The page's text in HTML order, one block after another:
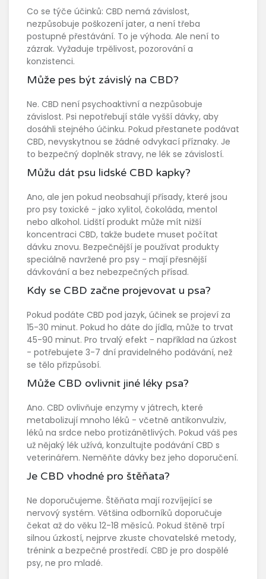
Co se týče účinků: CBD nemá závislost,
nezpůsobuje poškození jater, a není třeba
postupné přestávání. To je výhoda. Ale není to
zázrak. Vyžaduje trpělivost, pozorování a
konzistenci.
Může pes být závislý na CBD?
Ne. CBD není psychoaktivní a nezpůsobuje
závislost. Psi nepotřebují stále vyšší dávky, aby
dosáhli stejného účinku. Pokud přestanete podávat
CBD, nevyskytnou se žádné odvykací příznaky. Je
to bezpečný doplněk stravy, ne lék se závislostí.
Můžu dát psu lidské CBD kapky?
Ano, ale jen pokud neobsahují přísady, které jsou
pro psy toxické - jako xylitol, čokoláda, mentol
nebo alkohol. Lidští produkt může mít nižší
koncentraci CBD, takže budete muset počítat
dávku znovu. Bezpečnější je používat produkty
speciálně navržené pro psy - mají přesnější
dávkování a bez nebezpečných přísad.
Kdy se CBD začne projevovat u psa?
Pokud podáte CBD pod jazyk, účinek se projeví za
15-30 minut. Pokud ho dáte do jídla, může to trvat
45-90 minut. Pro trvalý efekt - například na úzkost
- potřebujete 3-7 dní pravidelného podávání, než
se tělo přizpůsobí.
Může CBD ovlivnit jiné léky psa?
Ano. CBD ovlivňuje enzymy v játrech, které
metabolizují mnoho léků - včetně antikonvulziv,
léků na srdce nebo protizánětlivých. Pokud váš pes
už nějaký lék užívá, konzultujte podávání CBD s
veterinářem. Neměňte dávky bez jeho doporučení.
Je CBD vhodné pro štěňata?
Ne doporučujeme. Štěňata mají rozvíjející se
nervový systém. Většina odborníků doporučuje
čekat až do věku 12-18 měsíců. Pokud štěně trpí
silnou úzkostí, nejprve zkuste chovatelské metody,
trénink a bezpečné prostředí. CBD je pro dospělé
psy, ne pro mladé.